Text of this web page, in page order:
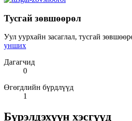
Тусгай зөвшөөрөл
Уул уурхайн засаглал, тусгай
унших
Дагагчид
0
Өгөгдлийн бүрдлүүд
1
Бүрэлдэхүүн хэсгүүд